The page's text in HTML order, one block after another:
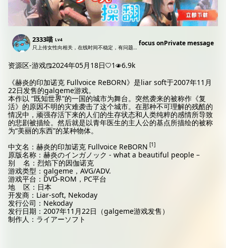
2333喵 Lv4
只上传女性向相关，在线时间不稳定，有问题直接问，没回复请私信。
focus onPrivate message
资源区-游戏 2024年05月18日 1
6.9k
《赫炎的印加诺克 Fullvoice ReBORN》是liar soft于2007年11月
22日发售的galgeme游戏。
本作以 “既知世界”的一国的城市为舞台。突然袭来的被称作《复
活》的原因不明的灾难袭击了这个城市。在那种不可理解的残酷的
情况中，顽强存活下来的人们的生存状态和人类纯粹的感情所导致
的悲剧被描绘。然后就是以青年医生的主人公的基点所描绘的被称
为“美丽的东西”的某种物体。
中文名： 赫炎的印加诺克 Fullvoice ReBORN [1]
原版名称： 赫炎のインガノック - what a beautiful people –
别 名： 烈焰下的因伽诺克
游戏类型： galgeme， AVG/ADV.
游戏平台： DVD-ROM， PC平台
地 区： 日本
开发商： Liar-soft, Nekoday
发行公司： Nekoday
发行日期： 2007年11月22日（galgeme游戏发售）
制作人： ライアーソフト